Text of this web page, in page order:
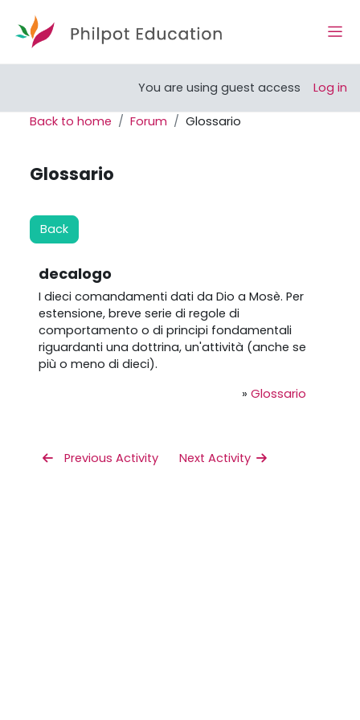
You are using guest access Log in
Back to home Forum Glossario
Glossario
Back
decalogo
I dieci comandamenti dati da Dio a Mosè. Per
estensione, breve serie di regole di
comportamento o di principi fondamentali
riguardanti una dottrina, un'attività (anche se
più o meno di dieci).
»Glossario
Previous Activity Next Activity